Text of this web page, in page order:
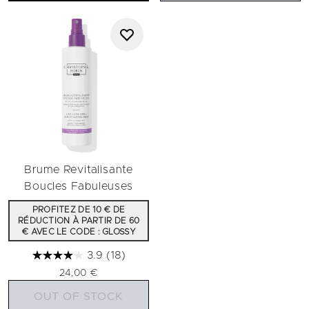
Brume Revitalisante
Boucles Fabuleuses
PROFITEZ DE 10 € DE
RÉDUCTION À PARTIR DE 60
€ AVEC LE CODE : GLOSSY
3.9 (18)
24,00 €
OUT OF STOCK